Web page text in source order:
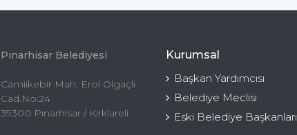
Pınarhisar Belediyesi
Camiikebir Mah. Erol Olgaçlı
Cad.No:24
39300 Pınarhisar / Kırklareli
Kurumsal
Başkan Yardımcısı
Belediye Meclisi
Eski Belediye Başkanları